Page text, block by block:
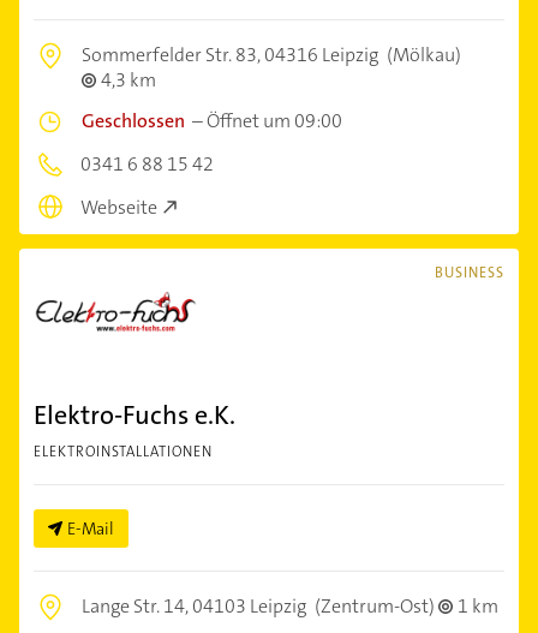
Sommerfelder Str. 83,04316 Leipzig (Mölkau)
4,3 km
Geschlossen –Öffnet um 09:00
0341 6 88 15 42
Webseite
BUSINESS
Elektro-Fuchs e.K.
ELEKTROINSTALLATIONEN
E-Mail
Lange Str. 14,04103 Leipzig (Zentrum-Ost)
1 km